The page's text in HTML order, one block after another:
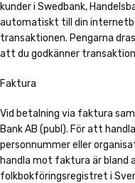
kunder i Swedbank,
automatiskt till din
transaktionen. Pengarna
att du godkänner
Faktura
Vid betalning via faktura
Bank AB (publ). För att
personnummer eller
handla mot faktura är bland
folkbokföringsregistret i